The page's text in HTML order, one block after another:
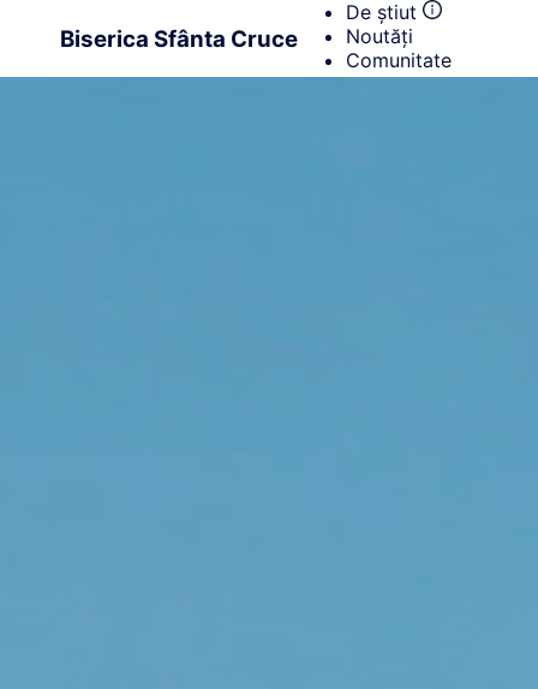
Biserica Sfânta Cruce
De știut
Noutăți
Comunitate
Contact